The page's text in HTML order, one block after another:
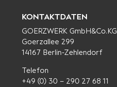
KONTAKTDATEN
GOERZWERK GmbH&Co.KG
Goerzallee 299
14167 Berlin-Zehlendorf
Telefon
+49 (0) 30 – 290 27 68 11